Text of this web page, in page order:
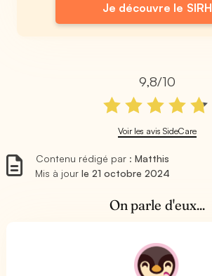
Je découvre le SIRH
9,8/10
Voir les avis SideCare
Contenu rédigé par :Matthis
Mis à jourle 21 octobre 2024
On parle d'eux...